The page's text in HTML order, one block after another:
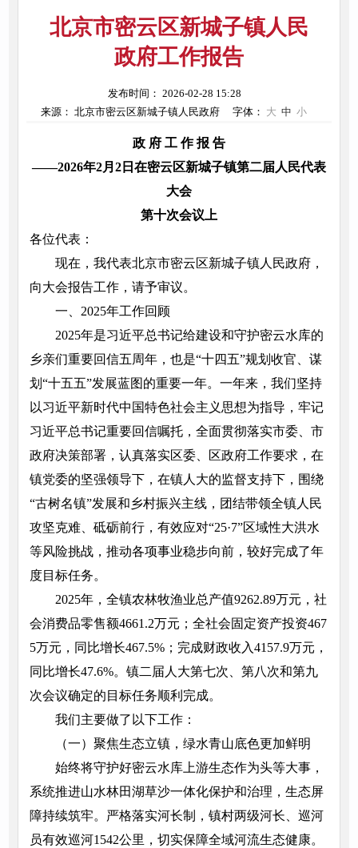
北京市密云区新城子镇人民
政府工作报告
发布时间： 2026-02-28 15:28
来源： 北京市密云区新城子镇人民政府
字体： 大 中 小
政 府 工 作 报 告
——2026年2月2日在密云区新城子镇第二届人民代表
大会
第十次会议上
各位代表：
现在，我代表北京市密云区新城子镇人民政府，
向大会报告工作，请予审议。
一、2025年工作回顾
2025年是习近平总书记给建设和守护密云水库的
乡亲们重要回信五周年，也是“十四五”规划收官、谋
划“十五五”发展蓝图的重要一年。一年来，我们坚持
以习近平新时代中国特色社会主义思想为指导，牢记
习近平总书记重要回信嘱托，全面贯彻落实市委、市
政府决策部署，认真落实区委、区政府工作要求，在
镇党委的坚强领导下，在镇人大的监督支持下，围绕
“古树名镇”发展和乡村振兴主线，团结带领全镇人民
攻坚克难、砥砺前行，有效应对“25·7”区域性大洪水
等风险挑战，推动各项事业稳步向前，较好完成了年
度目标任务。
2025年，全镇农林牧渔业总产值9262.89万元，社
会消费品零售额4661.2万元；全社会固定资产投资467
5万元，同比增长467.5%；完成财政收入4157.9万元，
同比增长47.6%。镇二届人大第七次、第八次和第九
次会议确定的目标任务顺利完成。
我们主要做了以下工作：
（一）聚焦生态立镇，绿水青山底色更加鲜明
始终将守护好密云水库上游生态作为头等大事，
系统推进山水林田湖草沙一体化保护和治理，生态屏
障持续筑牢。严格落实河长制，镇村两级河长、巡河
员有效巡河1542公里，切实保障全域河流生态健康。